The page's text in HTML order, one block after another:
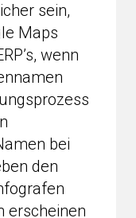
sein,
Maps
wenn
bei
den
erscheinen